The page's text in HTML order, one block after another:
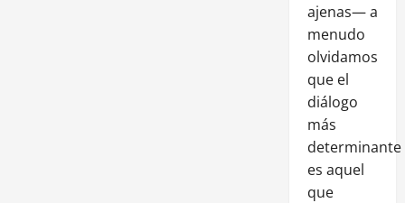
ajenas— a
menudo
olvidamos
que el
diálogo
más
determinante
es aquel
que